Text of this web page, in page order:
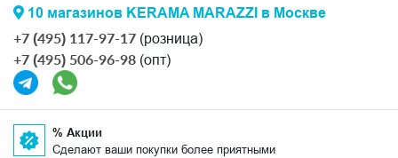
10 магазинов KERAMA MARAZZI в Москве
+7 (495) 117-97-17 (розница)
+7 (495) 506-96-98 (опт)
% Акции
Сделают ваши покупки более приятными